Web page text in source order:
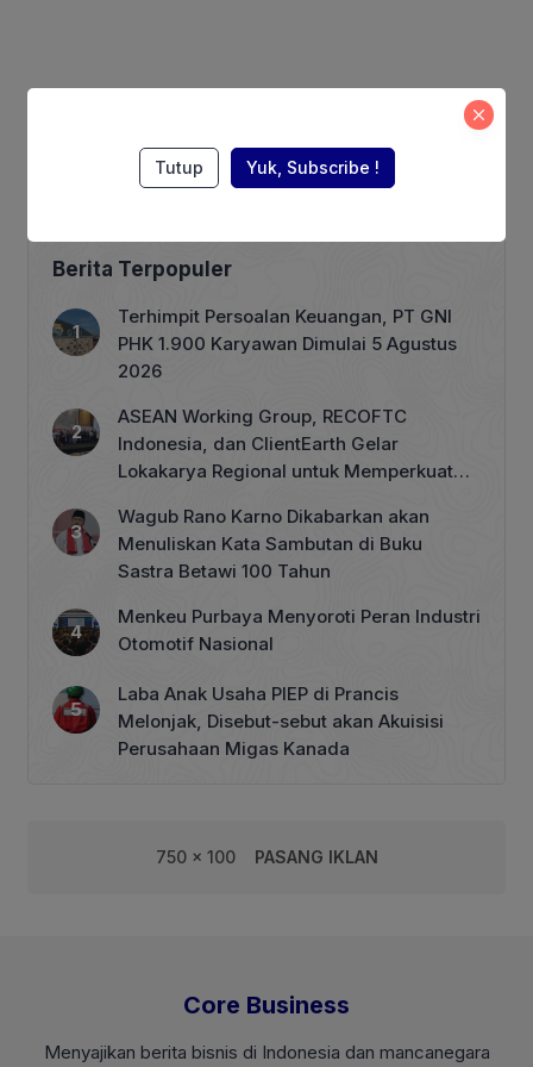
Berita Terpopuler
Terhimpit Persoalan Keuangan, PT GNI
PHK 1.900 Karyawan Dimulai 5 Agustus
2026
ASEAN Working Group, RECOFTC
Indonesia, dan ClientEarth Gelar
Lokakarya Regional untuk Memperkuat
Wagub Rano Karno Dikabarkan akan
Menuliskan Kata Sambutan di Buku
Sastra Betawi 100 Tahun
Menkeu Purbaya Menyoroti Peran Industri
Otomotif Nasional
Laba Anak Usaha PIEP di Prancis
Melonjak, Disebut-sebut akan Akuisisi
Perusahaan Migas Kanada
750 x 100 PASANG IKLAN
Core Business
Menyajikan berita bisnis di Indonesia dan mancanegara
Tutup Yuk, Subscribe !